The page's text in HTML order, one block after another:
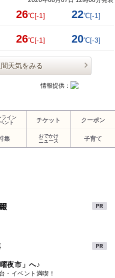
26℃[-1] 22℃[-1]
26℃[-1] 20℃[-3]
天気をみる
情報提供：
ライン
ント
チケット クーポン
集
おでかけ
ニュース
子育て
夜市」へ♪
・イベント満喫！